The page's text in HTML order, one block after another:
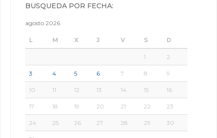
BÚSQUEDA POR FECHA:
agosto 2026
L M X J V S D
1 2
3 4 5 6 7 8 9
10 11 12 13 14 15 16
17 18 19 20 21 22 23
24 25 26 27 28 29 30